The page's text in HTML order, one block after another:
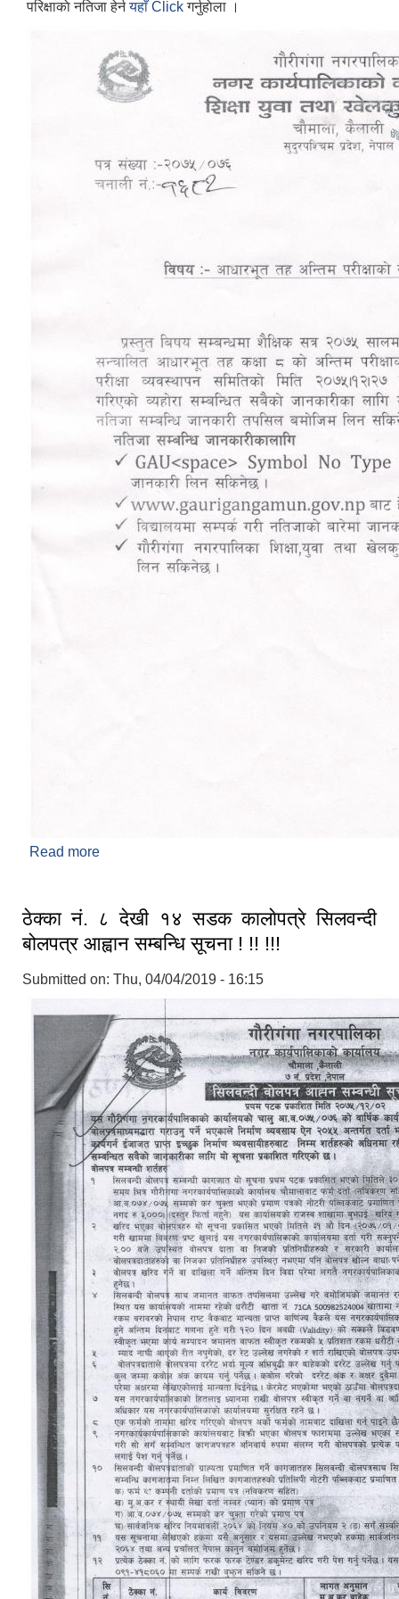
परिक्षाकाे नतिजा हेर्नयहाँ Clickगर्नुहाेला ।
Read more
ठेक्का नं. ८ देखी १४ सडक कालाेपत्रे सिलवन्दी
बोलपत्र आह्वान सम्बन्धि सूचना ! !! !!!
Submitted on: Thu, 04/04/2019 - 16:15